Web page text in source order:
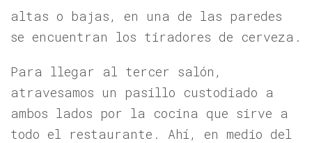
altas o bajas, en una de las paredes
se encuentran los tiradores de cerveza.
Para llegar al tercer salón,
atravesamos un pasillo custodiado a
ambos lados por la cocina que sirve a
todo el restaurante. Ahí, en medio del